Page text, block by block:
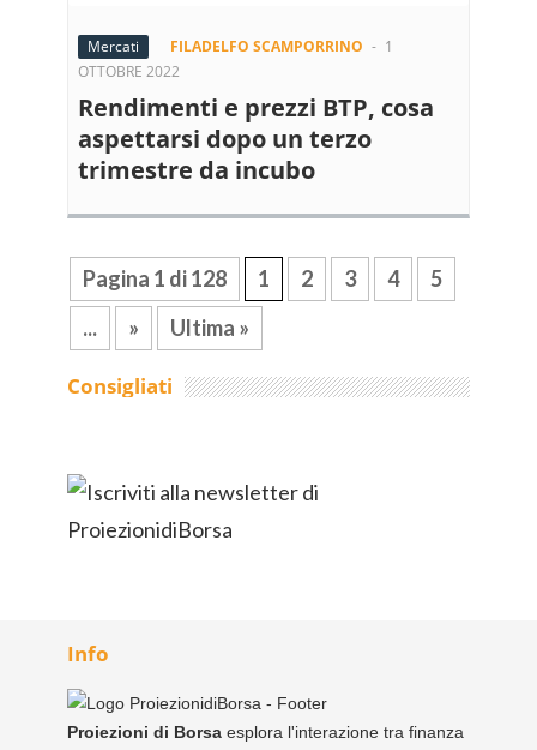
Mercati FILADELFO SCAMPORRINO - 1
OTTOBRE 2022
Rendimenti e prezzi BTP, cosa
aspettarsi dopo un terzo
trimestre da incubo
Pagina 1 di 128 1 2 3 4
5
...
» Ultima »
Consigliati
Info
Proiezioni di Borsa esplora l'interazione tra finanza